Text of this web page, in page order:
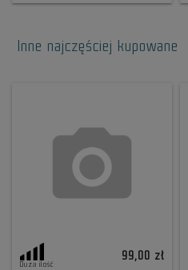
Inne najczęściej kupowane
Duża ilość
99,00 zł